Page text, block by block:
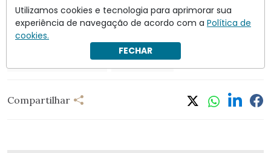
acerca, talvez, do processo eleitoral, alguma coisa ligada à
forma como algumas questões eleitorais aconteceram”
Compartilhar
Utilizamos cookies e tecnologia para aprimorar sua
experiência de navegação de acordo com a Política de
cookies.
FECHAR